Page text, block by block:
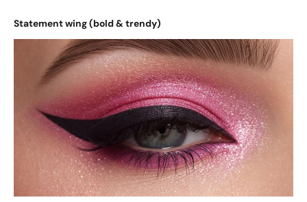
Statement wing (bold & trendy)